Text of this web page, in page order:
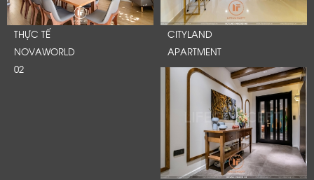
THỰC TẾ
NOVAWORLD
02
CITYLAND
APARTMENT